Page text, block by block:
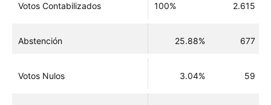
Votos Contabilizados 100% 2.615
Abstención 25.88% 677
Votos Nulos 3.04% 59